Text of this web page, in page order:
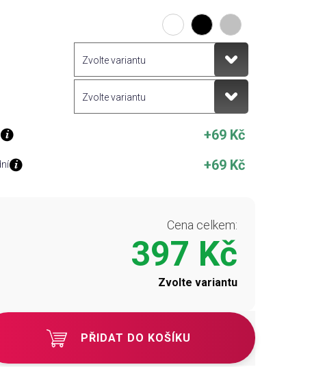
+69 Kč
+69 Kč
Cena celkem:
397 Kč
Zvolte variantu
PŘIDAT DO KOŠÍKU